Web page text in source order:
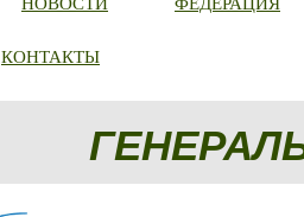
КОНТАКТЫ